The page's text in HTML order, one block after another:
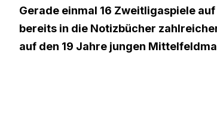
Gerade einmal 16 Zweitligaspiele
bereits in die Notizbücher
auf den 19 Jahre jungen